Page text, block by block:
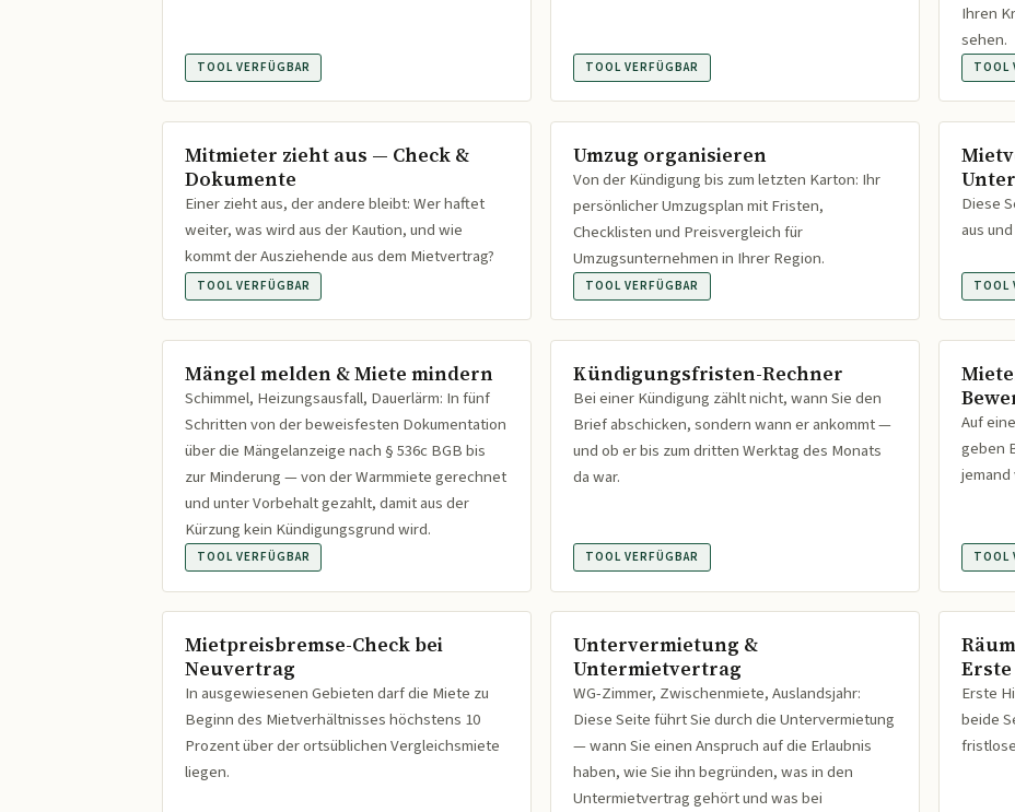
TOOL VERFÜGBAR TOOL VERFÜGBAR
Ihren
sehen.
TOOL
Mitmieter zieht aus — Check &
Dokumente
Einer zieht aus, der andere bleibt: Wer haftet
weiter, was wird aus der Kaution, und wie
kommt der Ausziehende aus dem Mietvertrag?
TOOL VERFÜGBAR
Umzug organisieren
Von der Kündigung bis zum letzten Karton: Ihr
persönlicher Umzugsplan mit Fristen,
Checklisten und Preisvergleich für
Umzugsunternehmen in Ihrer Region.
TOOL VERFÜGBAR
Diese
aus
TOOL
Mängel melden & Miete mindern
Schimmel, Heizungsausfall, Dauerlärm: In fünf
Schritten von der beweisfesten Dokumentation
über die Mängelanzeige nach § 536c BGB bis
zur Minderung — von der Warmmiete gerechnet
und unter Vorbehalt gezahlt, damit aus der
Kürzung kein Kündigungsgrund wird.
TOOL VERFÜGBAR
Kündigungsfristen-Rechner
Bei einer Kündigung zählt nicht, wann Sie den
Brief abschicken, sondern wann er ankommt —
und ob er bis zum dritten Werktag des Monats
da war.
TOOL VERFÜGBAR
Auf
geben
TOOL
Mietpreisbremse-Check bei
Neuvertrag
In ausgewiesenen Gebieten darf die Miete zu
Beginn des Mietverhältnisses höchstens 10
Prozent über der ortsüblichen Vergleichsmiete
liegen.
Untervermietung &
Untermietvertrag
WG-Zimmer, Zwischenmiete, Auslandsjahr:
Diese Seite führt Sie durch die Untervermietung
— wann Sie einen Anspruch auf die Erlaubnis
haben, wie Sie ihn begründen, was in den
Untermietvertrag gehört und was bei
Erste
beide